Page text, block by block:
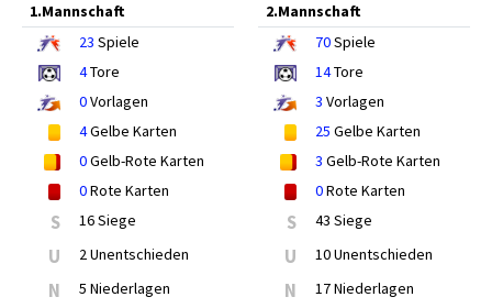
1.Mannschaft
23 Spiele
4Tore
0Vorlagen
4Gelbe Karten
0Gelb-Rote Karten
0Rote Karten
S 16 Siege
U 2 Unentschieden
N 5 Niederlagen
2.Mannschaft
70Spiele
14Tore
3 Vorlagen
25 Gelbe Karten
3 Gelb-Rote Karten
0Rote Karten
S 43 Siege
U 10 Unentschieden
N 17 Niederlagen